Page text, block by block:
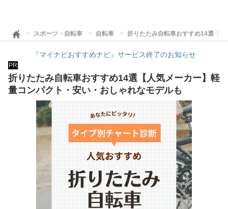
スポーツ・自転車 自転車 折りたたみ自転車おすすめ14選【
『マイナビおすすめナビ』サービス終了のお知らせ
PR
折りたたみ自転車おすすめ14選【人気メーカー】軽
量コンパクト・安い・おしゃれなモデルも